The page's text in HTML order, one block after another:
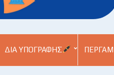
ΔΙΑ ΥΠΟΓΡΑΦΉΣ